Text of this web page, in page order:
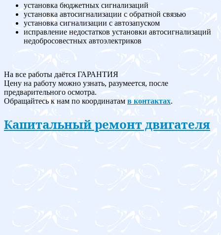
установка бюджетных сигнализаций
установка автосигнализации с обратной связью
установка сигнализации с автозапуском
исправление недостатков установки автосигнализаций
недобросовестных автоэлектриков
На все работы даётся ГАРАНТИЯ
Цену на работу можно узнать, разумеется, после
предварительного осмотра.
Обращайтесь к нам по координатам в контактах.
Капитальный ремонт двигателя